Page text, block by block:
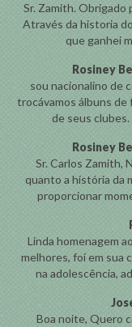
Sr. Zamith. Obrigado
Através da historia
que ganhei
Rosiney
sou nacionalino de
trocávamos álbuns de
de seus clubes.
Rosiney
Sr. Carlos Zamith,
quanto a história da
proporcionar
Linda homenagem
melhores, foi em sua
na adolescência,
Boa noite, Quero